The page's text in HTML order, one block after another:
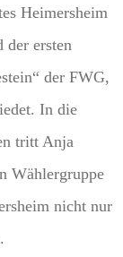
Heimersheim
ersten
der FWG,
In die
tritt Anja
Wählergruppe
nicht nur